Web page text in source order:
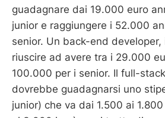
guadagnare dai 19.000 euro
junior e raggiungere i 52.000
senior. Un back-end developer,
riuscire ad avere tra i 29.000
100.000 per i senior. Il full-
dovrebbe guadagnarsi uno
junior) che va dai 1.500 ai